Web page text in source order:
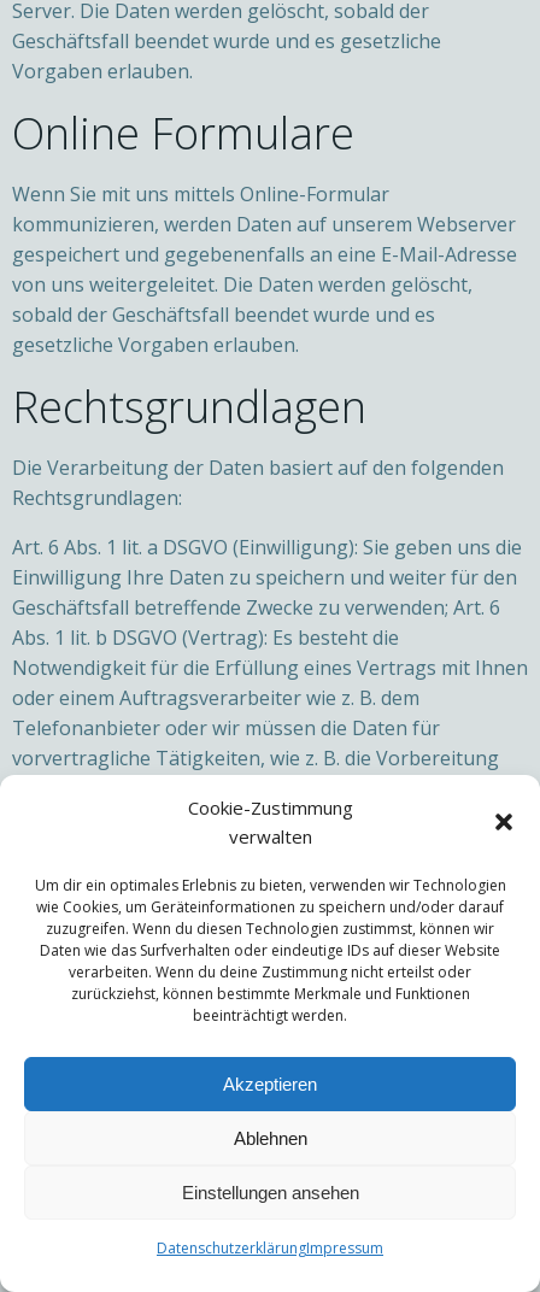
Cookie-Zustimmung
verwalten
Um dir ein optimales Erlebnis zu bieten, verwenden wir Technologien
wie Cookies, um Geräteinformationen zu speichern und/oder darauf
zuzugreifen. Wenn du diesen Technologien zustimmst, können wir
Daten wie das Surfverhalten oder eindeutige IDs auf dieser Website
verarbeiten. Wenn du deine Zustimmung nicht erteilst oder
zurückziehst, können bestimmte Merkmale und Funktionen
beeinträchtigt werden.
Akzeptieren
Ablehnen
Einstellungen ansehen
DatenschutzerklärungImpressum
Server. Die Daten werden gelöscht, sobald der
Geschäftsfall beendet wurde und es gesetzliche
Vorgaben erlauben.
Online Formulare
Wenn Sie mit uns mittels Online-Formular
kommunizieren, werden Daten auf unserem Webserver
gespeichert und gegebenenfalls an eine E-Mail-Adresse
von uns weitergeleitet. Die Daten werden gelöscht,
sobald der Geschäftsfall beendet wurde und es
gesetzliche Vorgaben erlauben.
Rechtsgrundlagen
Die Verarbeitung der Daten basiert auf den folgenden
Rechtsgrundlagen:
Art. 6 Abs. 1 lit. a DSGVO (Einwilligung): Sie geben uns die
Einwilligung Ihre Daten zu speichern und weiter für den
Geschäftsfall betreffende Zwecke zu verwenden; Art. 6
Abs. 1 lit. b DSGVO (Vertrag): Es besteht die
Notwendigkeit für die Erfüllung eines Vertrags mit Ihnen
oder einem Auftragsverarbeiter wie z. B. dem
Telefonanbieter oder wir müssen die Daten für
vorvertragliche Tätigkeiten, wie z. B. die Vorbereitung
(Berechtigte Interessen): Wir wollen Kundenanfragen
und geschäftliche Kommunikation in einem
professionellen Rahmen betreiben. Dazu sind gewisse
technische Einrichtungen wie z. B. E-Mail-Programme,
Exchange-Server und Mobilfunkbetreiber notwendig,
um die Kommunikation effizient betreiben zu können.
Was sind Cookies?
nutzerspezifische Daten zu speichern. Im Folgenden
werden, damit Sie die folgende Datenschutzerklärung